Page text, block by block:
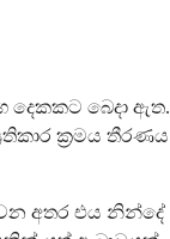
දෙකකට බෙදා ඇත.
ක්‍රමය තීරණය
අතර එය නින්දේ